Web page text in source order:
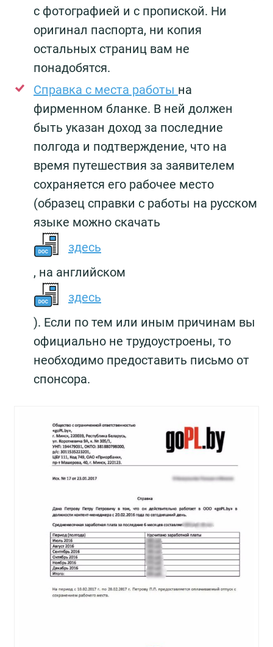
с фотографией и с пропиской. Ни
оригинал паспорта, ни копия
остальных страниц вам не
понадобятся.
Справка с места работы на
фирменном бланке. В ней должен
быть указан доход за последние
полгода и подтверждение, что на
время путешествия за заявителем
сохраняется его рабочее место
(образец справки с работы на русском
языке можно скачать
здесь
, на английском
здесь
). Если по тем или иным причинам вы
официально не трудоустроены, то
необходимо предоставить письмо от
спонсора.